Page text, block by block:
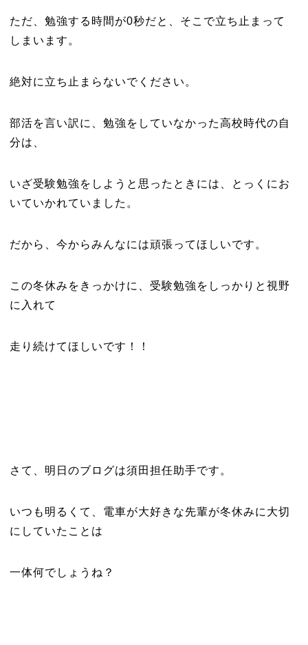
ただ、勉強する時間が0秒だと、そこで立ち止まって
しまいます。
絶対に立ち止まらないでください。
部活を言い訳に、勉強をしていなかった高校時代の自
分は、
いざ受験勉強をしようと思ったときには、とっくにお
いていかれていました。
だから、今からみんなには頑張ってほしいです。
この冬休みをきっかけに、受験勉強をしっかりと視野
に入れて
走り続けてほしいです！！
さて、明日のブログは須田担任助手です。
いつも明るくて、電車が大好きな先輩が冬休みに大切
にしていたことは
一体何でしょうね？